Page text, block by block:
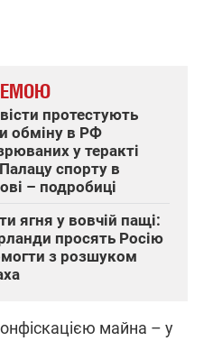
протестують
обміну в РФ
у теракті
спорту в
– подробиці
ягня у вовчій пащі:
просять Росію
з розшуком
майна – у